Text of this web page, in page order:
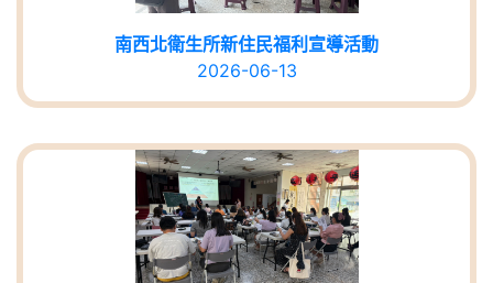
南西北衛生所新住民福利宣導活動
2026-06-13